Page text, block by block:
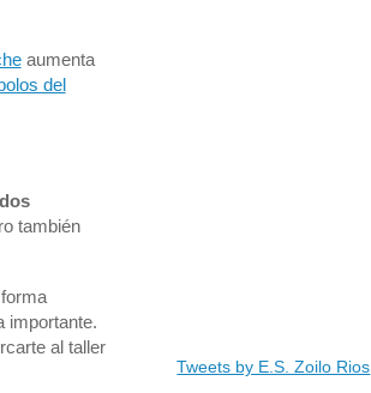
aumenta
del
también
importante.
al taller
Tweets by E.S. Zoilo Rios